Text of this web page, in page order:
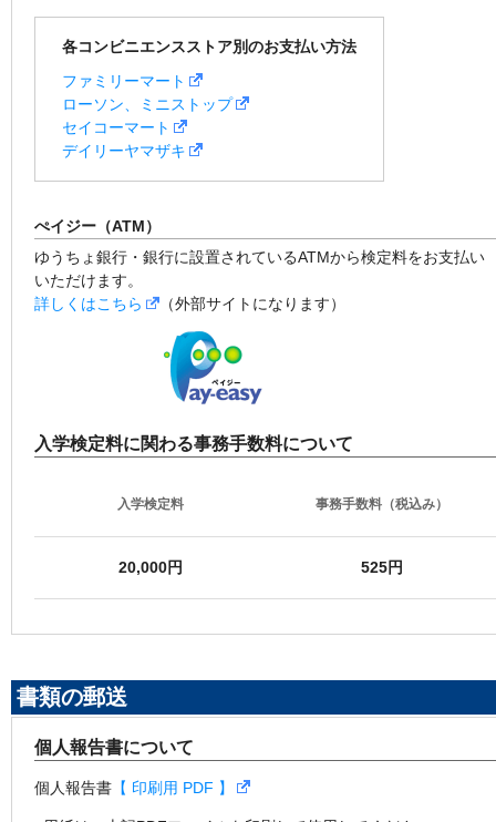
各コンビニエンスストア別のお支払い方法
ファミリーマート
ローソン、ミニストップ
セイコーマート
デイリーヤマザキ
ぺイジー（ATM）
ゆうちょ銀行・銀行に設置されているATMから検定料をお支払い
いただけます。
詳しくはこちら
（外部サイトになります）
入学検定料に関わる事務手数料について
入学検定料 事務手数料（税込み）
20,000円 525円
書類の郵送
個人報告書について
個人報告書 【 印刷用 PDF 】